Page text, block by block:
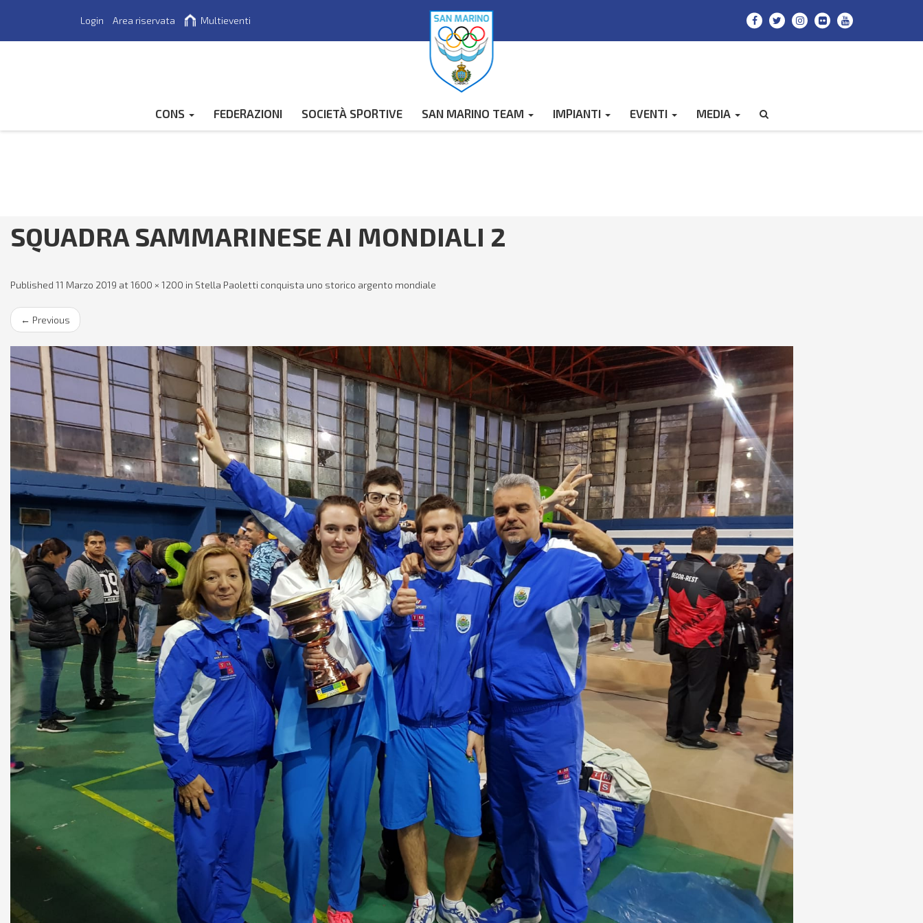
Login Area riservata Multieventi
CONS FEDERAZIONI SOCIETÀ SPORTIVE SAN MARINO TEAM IMPIANTI EVENTI MEDIA
SQUADRA SAMMARINESE AI MONDIALI 2
Published 11 Marzo 2019 at1600 × 1200 in Stella Paoletti conquista uno storico argento mondiale
← Previous